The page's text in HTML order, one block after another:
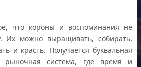
что короны и воспоминания не
Их можно выращивать, собирать,
и красть. Получается буквальная
рыночная система, где время и